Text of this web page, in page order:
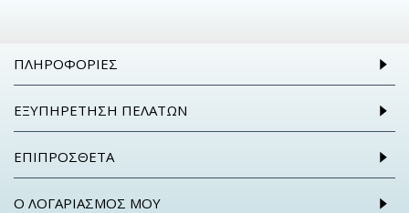
ΠΛΗΡΟΦΟΡΊΕΣ
ΕΞΥΠΗΡΈΤΗΣΗ ΠΕΛΑΤΏΝ
ΕΠΙΠΡΌΣΘΕΤΑ
Ο ΛΟΓΑΡΙΑΣΜΌΣ ΜΟΥ